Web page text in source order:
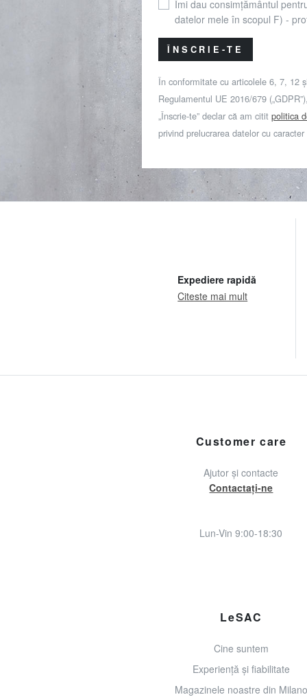
Îmi dau consimțământul
datelor mele în scopul F) -
ÎNSCRIE-TE
În conformitate cu articolele 6, 7, 12
Regulamentul UE 2016/679
„Înscrie-te” declar că am citit politica
privind prelucrarea datelor cu
Expediere rapidă
Citeste mai mult
Customer care
Ajutor și contacte
Contactați-ne
Lun-Vin 9:00-18:30
LeSAC
Cine suntem
Experiență și fiabilitate
Magazinele noastre din Milano